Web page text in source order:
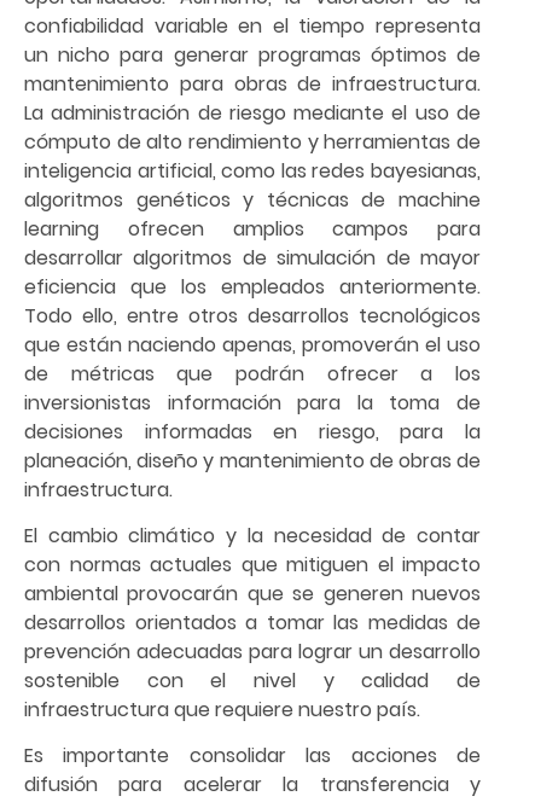
confiabilidad variable en el tiempo representa
un nicho para generar programas óptimos de
mantenimiento para obras de infraestructura.
La administración de riesgo mediante el uso de
cómputo de alto rendimiento y herramientas de
inteligencia artificial, como las redes bayesianas,
algoritmos genéticos y técnicas de machine
learning ofrecen amplios campos para
desarrollar algoritmos de simulación de mayor
eficiencia que los empleados anteriormente.
Todo ello, entre otros desarrollos tecnológicos
que están naciendo apenas, promoverán el uso
de métricas que podrán ofrecer a los
inversionistas información para la toma de
decisiones informadas en riesgo, para la
planeación, diseño y mantenimiento de obras de
infraestructura.
El cambio climático y la necesidad de contar
con normas actuales que mitiguen el impacto
ambiental provocarán que se generen nuevos
desarrollos orientados a tomar las medidas de
prevención adecuadas para lograr un desarrollo
sostenible con el nivel y calidad de
infraestructura que requiere nuestro país.
Es importante consolidar las acciones de
difusión para acelerar la transferencia y